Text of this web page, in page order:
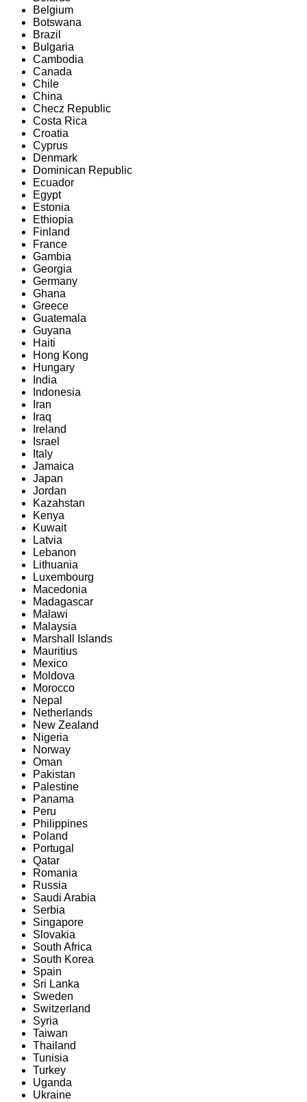
Belgium
Botswana
Brazil
Bulgaria
Cambodia
Canada
Chile
China
Checz Republic
Costa Rica
Croatia
Cyprus
Denmark
Dominican Republic
Ecuador
Egypt
Estonia
Ethiopia
Finland
France
Gambia
Georgia
Germany
Ghana
Greece
Guatemala
Guyana
Haiti
Hong Kong
Hungary
India
Indonesia
Iran
Iraq
Ireland
Israel
Italy
Jamaica
Japan
Jordan
Kazahstan
Kenya
Kuwait
Latvia
Lebanon
Lithuania
Luxembourg
Macedonia
Madagascar
Malawi
Malaysia
Marshall Islands
Mauritius
Mexico
Moldova
Morocco
Nepal
Netherlands
New Zealand
Nigeria
Norway
Oman
Pakistan
Palestine
Panama
Peru
Philippines
Poland
Portugal
Qatar
Romania
Russia
Saudi Arabia
Serbia
Singapore
Slovakia
South Africa
South Korea
Spain
Sri Lanka
Sweden
Switzerland
Syria
Taiwan
Thailand
Tunisia
Turkey
Uganda
Ukraine